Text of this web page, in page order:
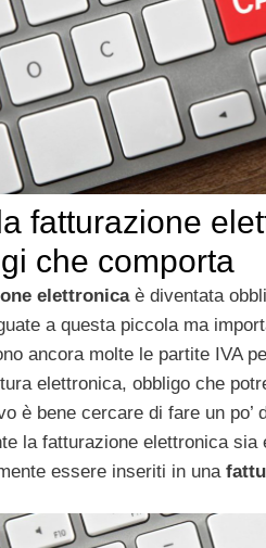
fatturazione
che comporta
elettronicaè diventata
a questa piccola ma
ancora molte le partite IVA
elettronica, obbligo che
è bene cercare di fare un po’
la fatturazione elettronica sia
essere inseriti in una